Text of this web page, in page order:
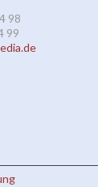
98
99